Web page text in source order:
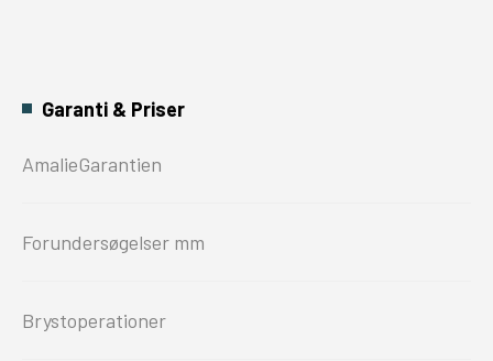
Garanti & Priser
AmalieGarantien
Forundersøgelser mm
Brystoperationer